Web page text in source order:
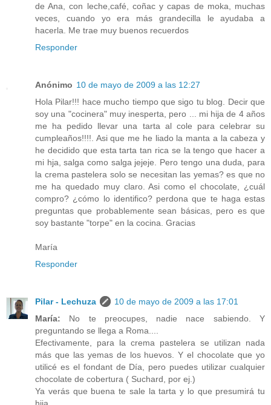
de Ana, con leche,café, coñac y capas de moka, muchas
veces, cuando yo era más grandecilla le ayudaba a
hacerla. Me trae muy buenos recuerdos
Responder
Anónimo 10 de mayo de 2009 a las 12:27
Hola Pilar!!! hace mucho tiempo que sigo tu blog. Decir que
soy una "cocinera" muy inesperta, pero ... mi hija de 4 años
me ha pedido llevar una tarta al cole para celebrar su
cumpleaños!!!!. Asi que me he liado la manta a la cabeza y
he decidido que esta tarta tan rica se la tengo que hacer a
mi hja, salga como salga jejeje. Pero tengo una duda, para
la crema pastelera solo se necesitan las yemas? es que no
me ha quedado muy claro. Asi como el chocolate, ¿cuál
compro? ¿cómo lo identifico? perdona que te haga estas
preguntas que probablemente sean básicas, pero es que
soy bastante "torpe" en la cocina. Gracias
María
Responder
Pilar - Lechuza
10 de mayo de 2009 a las 17:01
María: No te preocupes, nadie nace sabiendo. Y
preguntando se llega a Roma....
Efectivamente, para la crema pastelera se utilizan nada
más que las yemas de los huevos. Y el chocolate que yo
utilicé es el fondant de Día, pero puedes utilizar cualquier
chocolate de cobertura ( Suchard, por ej.)
Ya verás que buena te sale la tarta y lo que presumirá tu